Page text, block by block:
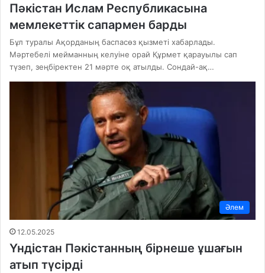
Пәкістан Ислам Республикасына
мемлекеттік сапармен барды
Бұл туралы Ақорданың баспасөз қызметі хабарлады.
Мәртебелі мейманның келуіне орай Құрмет қарауылы сап
түзеп, зеңбіректен 21 мәрте оқ атылды. Сондай-ақ…
Әлем
12.05.2025
Үндістан Пәкістанның бірнеше ұшағын
атып түсірді